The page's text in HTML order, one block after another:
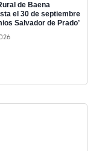
de Baena
el 30 de septiembre
Salvador de Prado’